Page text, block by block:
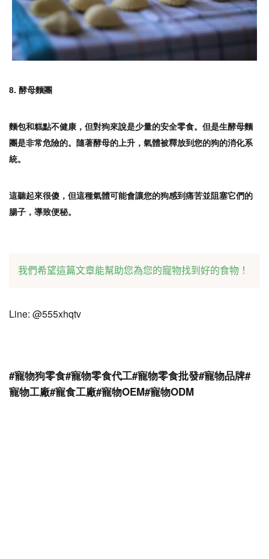
8. 酵母麵團
麵包和糕點不健康，但對狗來說是少量的安全零食。但是生酵母麵
團是非常危險的。隨著酵母的上升，氣體被釋放到您的狗的消化系
統。
這聽起來很傻，但這種氣體可能會讓您的狗感到痛苦並阻塞它們的
腸子，導致便秘。
我們希望這篇文章能幫助您為您的寵物找到好的食物！
Line: @555xhqtv
#寵物狗零食#寵物零食代工#寵物零食批發#寵物品牌#
寵物工廠#寵食工廠#寵物OEM#寵物ODM